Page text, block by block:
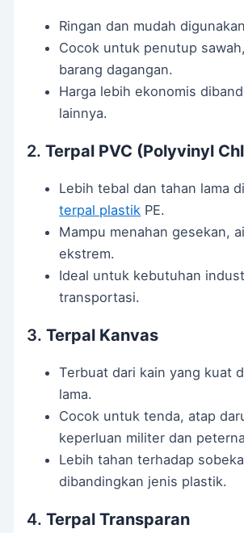
Ringan dan mudah
Cocok untuk penutup
barang dagangan.
Harga lebih ekonomis
lainnya.
2.Terpal PVC (Polyvinyl
Lebih tebal dan tahan lama
terpal plastik PE.
Mampu menahan gesekan,
ekstrem.
Ideal untuk kebutuhan
transportasi.
3.Terpal Kanvas
Terbuat dari kain yang kuat
lama.
Cocok untuk tenda, atap
keperluan militer dan
Lebih tahan terhadap
dibandingkan jenis plastik.
4.Terpal Transparan